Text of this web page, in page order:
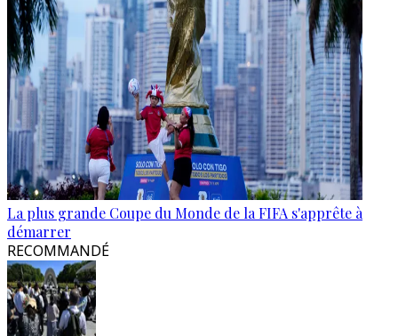
La plus grande Coupe du Monde de la FIFA s'apprête à
démarrer
RECOMMANDÉ